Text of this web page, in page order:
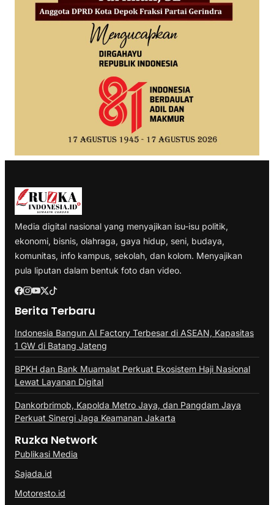
Media digital nasional yang menyajikan isu-isu politik,
ekonomi, bisnis, olahraga, gaya hidup, seni, budaya,
komunitas, info kampus, sekolah, dan kolom. Menyajikan
pula liputan dalam bentuk foto dan video.
Berita Terbaru
Indonesia Bangun AI Factory Terbesar di ASEAN, Kapasitas
1 GW di Batang Jateng
BPKH dan Bank Muamalat Perkuat Ekosistem Haji Nasional
Lewat Layanan Digital
Dankorbrimob, Kapolda Metro Jaya, dan Pangdam Jaya
Perkuat Sinergi Jaga Keamanan Jakarta
Ruzka Network
Publikasi Media
Sajada.id
Motoresto.id